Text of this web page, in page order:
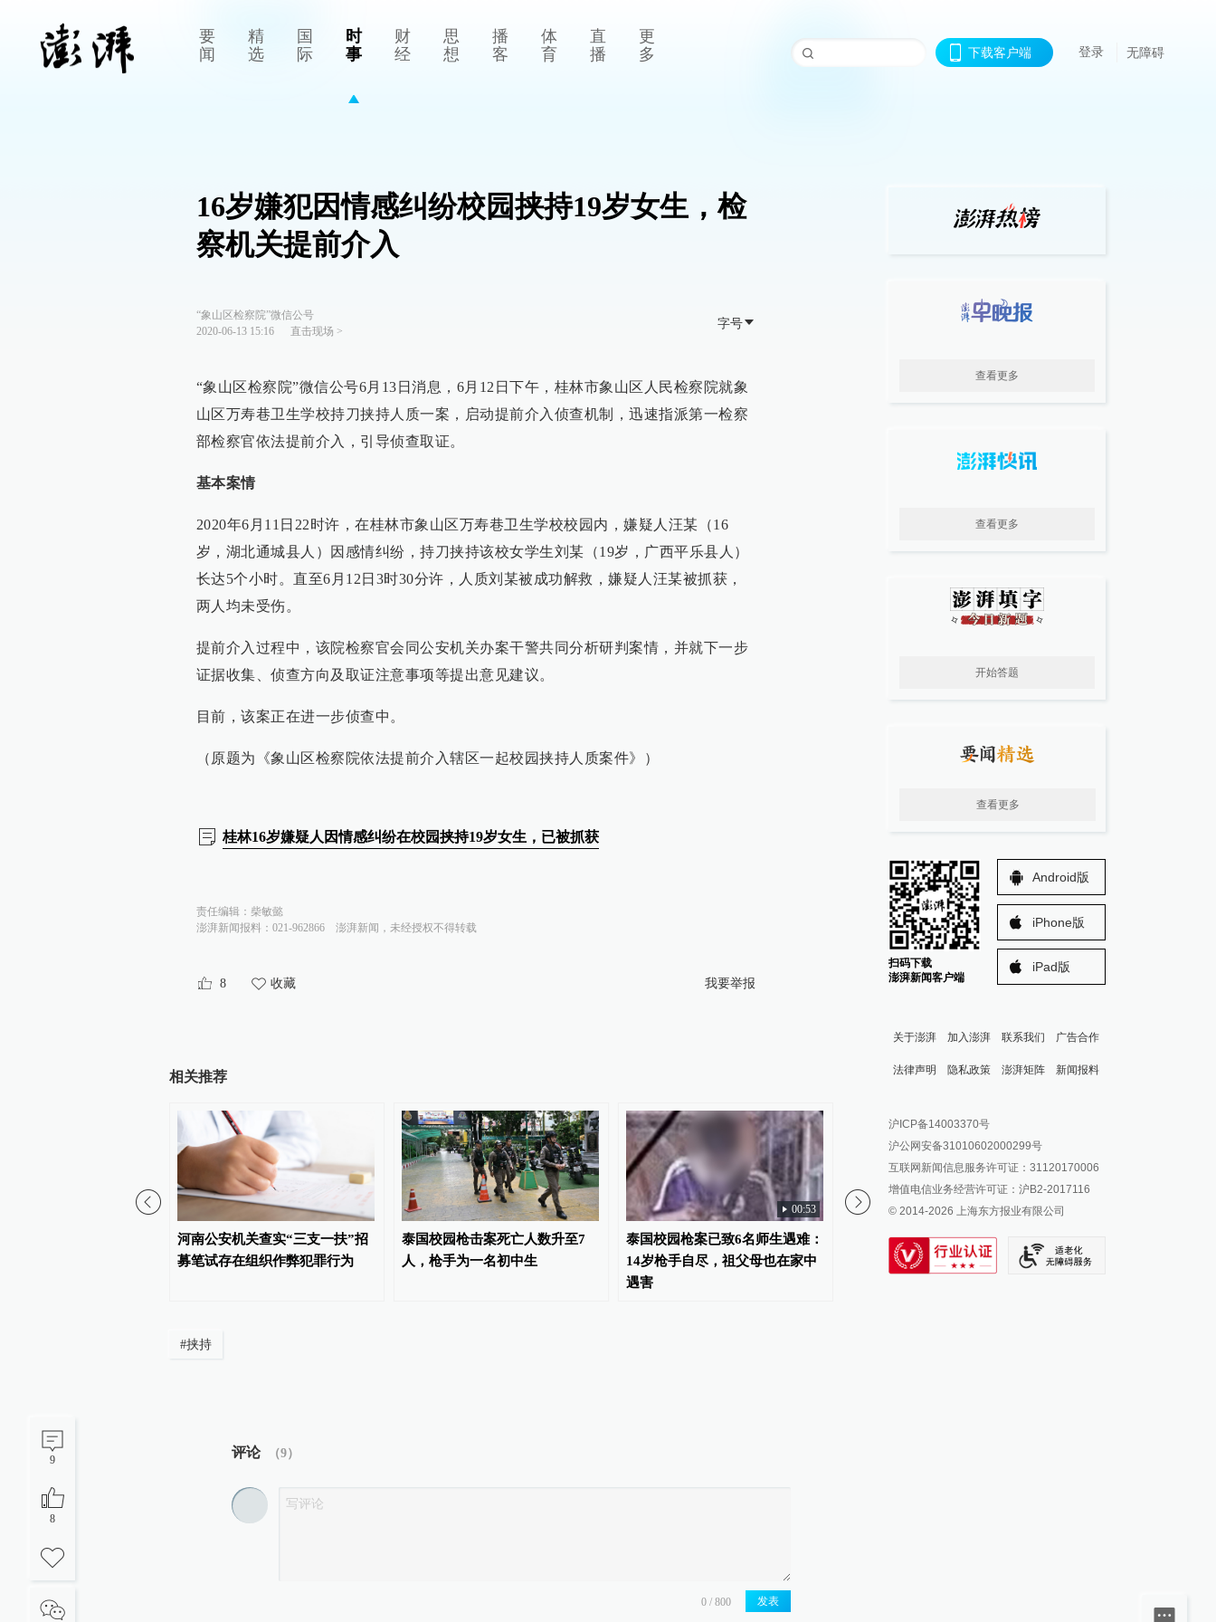
要
闻
精
选
国
际
时
事
财
经
思
想
播
客
体
育
直
播
更
多
下载客户端 登录 无障碍
9
8
16岁嫌犯因情感纠纷校园挟持19岁女生，检
察机关提前介入
“象山区检察院”微信公号
2020-06-13 15:16
直击现场 >
字号
“象山区检察院”微信公号6月13日消息，6月12日下午，桂林市象山区人民检察院就象
山区万寿巷卫生学校持刀挟持人质一案，启动提前介入侦查机制，迅速指派第一检察
部检察官依法提前介入，引导侦查取证。
基本案情
2020年6月11日22时许，在桂林市象山区万寿巷卫生学校校园内，嫌疑人汪某（16
岁，湖北通城县人）因感情纠纷，持刀挟持该校女学生刘某（19岁，广西平乐县人）
长达5个小时。直至6月12日3时30分许，人质刘某被成功解救，嫌疑人汪某被抓获，
两人均未受伤。
提前介入过程中，该院检察官会同公安机关办案干警共同分析研判案情，并就下一步
证据收集、侦查方向及取证注意事项等提出意见建议。
目前，该案正在进一步侦查中。
（原题为《象山区检察院依法提前介入辖区一起校园挟持人质案件》）
桂林16岁嫌疑人因情感纠纷在校园挟持19岁女生，已被抓获
责任编辑： 柴敏懿
澎湃新闻报料：021-962866
澎湃新闻，未经授权不得转载
8 收藏 我要举报
相关推荐
01:07
河南公安机关查实“三支一扶”招
募笔试存在组织作弊犯罪行为
泰国校园枪击案死亡人数升至7
人，枪手为一名初中生
00:53
泰国校园枪案已致6名师生遇难：
14岁枪手自尽，祖父母也在家中
遇害
01:07
安睡裤广告吐槽女生月经气味
大，品牌方致歉：下架争议短视
募笔试存在组织作弊犯
#挟持
评论 （9）
发表
查看更多
查看更多
开始答题
查看更多
扫码下载
澎湃新闻客户端
Android版
iPhone版
iPad版
关于澎湃 加入澎湃 联系我们 广告合作
法律声明 隐私政策 澎湃矩阵
澎湃新闻公众号
澎湃新闻抖音号
派生万物开放平台
IP SHANGHAI
SIXTH TONE
新闻报料
报料邮箱: news@thepaper.cn
沪ICP备14003370号
沪公网安备31010602000299号
互联网新闻信息服务许可证：31120170006
增值电信业务经营许可证：沪B2-2017116
© 2014-2026 上海东方报业有限公司